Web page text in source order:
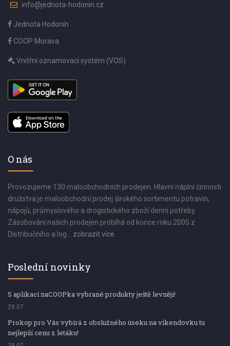
info@jednota-hodonin.cz
Jednota Hodonín
COOP Morava
Vnitřní oznamovací systém (VOS)
O nás
Provozujeme 130 maloobchodních prodejen. Hlavní náplní činnosti
družstva je maloobchodní prodej širokého sortimentu potravin,
nápojů, průmyslového a drogistického zboží denní potřeby.
Zásobování našich prodejen probíhá od konce roku 2005 z
Distribučního a log... zobrazit více
Poslední novinky
S aplikací naCOOPka vybrané produkty ještě levněji!
29.07
Prokop pro Vás vybírá z obslužného úseku na víkendovku tu
nejlepší cenu z letáku!